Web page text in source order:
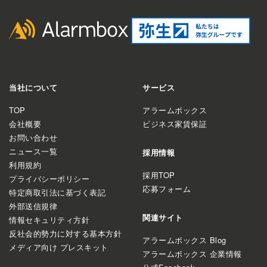
当社について
TOP
会社概要
お問い合わせ
ニュース一覧
利用規約
プライバシーポリシー
特定商取引法に基づく表記
外部送信規律
情報セキュリティ方針
反社会的勢力に対する基本方針
メディア向け プレスキット
サービス
アラームボックス
ビジネス家賃保証
採用情報
採用TOP
応募フォーム
関連サイト
アラームボックス Blog
アラームボックス 企業情報